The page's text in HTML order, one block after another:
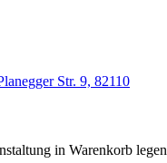
Str. 9, 82110
in Warenkorb legen